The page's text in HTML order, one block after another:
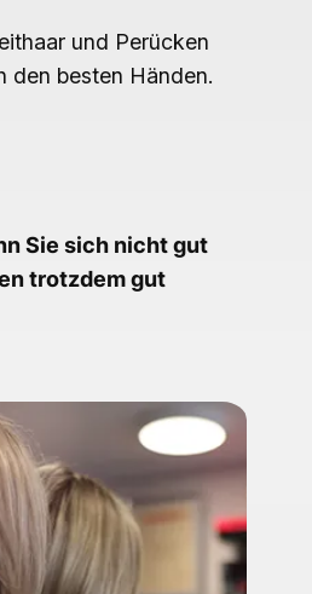
und Perücken
den besten Händen.
Sie sich nicht gut
trotzdem gut